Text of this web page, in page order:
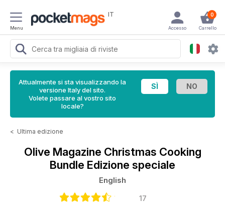
Menu
IT 0
Carrello
Accesso
Attualmente si sta visualizzando la
versione Italy del sito.
Volete passare al vostro sito
locale?
< Ultima edizione
Olive Magazine Christmas Cooking
Bundle Edizione speciale
English
17